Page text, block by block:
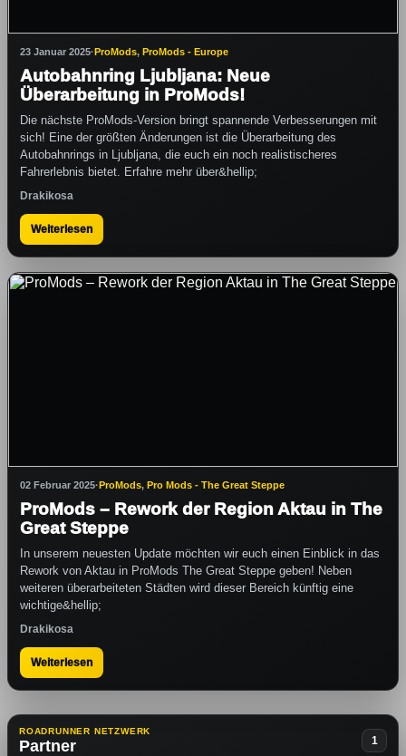
23 Januar 2025·ProMods, ProMods - Europe
Autobahnring Ljubljana: Neue
Überarbeitung in ProMods!
Die nächste ProMods-Version bringt spannende Verbesserungen mit
sich! Eine der größten Änderungen ist die Überarbeitung des
Autobahnrings in Ljubljana, die euch ein noch realistischeres
Fahrerlebnis bietet. Erfahre mehr über&hellip;
Drakikosa
Weiterlesen
02 Februar 2025·ProMods, Pro Mods - The Great Steppe
ProMods – Rework der Region Aktau in The
Great Steppe
In unserem neuesten Update möchten wir euch einen Einblick in das
Rework von Aktau in ProMods The Great Steppe geben! Neben
weiteren überarbeiteten Städten wird dieser Bereich künftig eine
wichtige&hellip;
Drakikosa
Weiterlesen
ROADRUNNER NETZWERK
Partner 1